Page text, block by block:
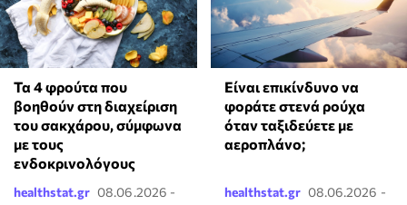
Τα 4 φρούτα που
βοηθούν στη διαχείριση
του σακχάρου, σύμφωνα
με τους
ενδοκρινολόγους
healthstat.gr 08.06.2026 -
⁠Είναι επικίνδυνο να
φοράτε στενά ρούχα
όταν ταξιδεύετε με
αεροπλάνο;
healthstat.gr 08.06.2026 -